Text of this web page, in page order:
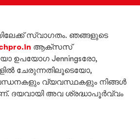
സ്വാഗതം. ഞങ്ങളുടെ
ആക്‌സസ്
ഉപയോഗ Jenningsരോ,
ചേരുന്നതിലൂടെയോ,
വ്യവസ്ഥകളും നിങ്ങൾ
ദയവായി അവ ശ്രദ്ധാപൂർവ്വം